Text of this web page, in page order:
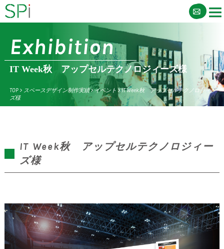
Exhibition
IT Week秋 アップセルテクノロジィーズ様
TOP> スペースデザイン制作実績>イベント >IT Week秋 アップセルテクノロジィー
ズ様
IT Week秋 アップセルテクノロジィー
ズ様